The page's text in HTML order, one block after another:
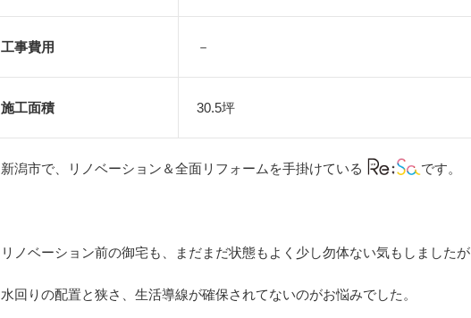
工事費用 －
施工面積 30.5坪
新潟市で、リノベーション＆全面リフォームを手掛けている です。
リノベーション前の御宅も、まだまだ状態もよく少し勿体ない気もしましたが
水回りの配置と狭さ、生活導線が確保されてないのがお悩みでした。